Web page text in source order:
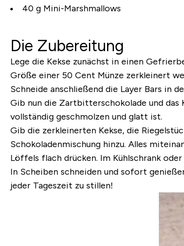
40 g Mini-Marshmallows
Die Zubereitung
Lege die Kekse zunächst in einen
Größe einer 50 Cent Münze zerkleinert
Schneide anschließend die Layer Bars in
Gib nun die Zartbitterschokolade und das
vollständig geschmolzen und glatt ist.
Gib die zerkleinerten Kekse, die
Schokoladenmischung hinzu. Alles
Löffels flach drücken. Im Kühlschrank
In Scheiben schneiden und sofort
jeder Tageszeit zu stillen!